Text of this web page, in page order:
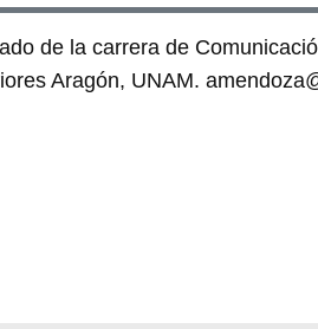
de la carrera de
Aragón, UNAM.